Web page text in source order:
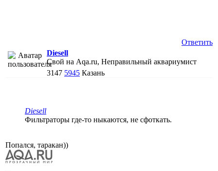
Ответить
Diesell
Свой на Aqa.ru, Неправильный аквариумист
3147 5945 Казань
Diesell
Фильтраторы где-то ныкаются, не сфоткать.
Попался, таракан))